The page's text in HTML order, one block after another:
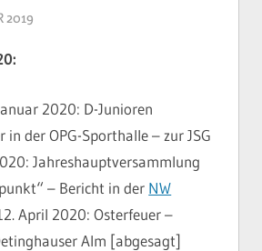
2019
2020: D-Junioren
in der OPG-Sporthalle – zur JSG
Jahreshauptversammlung
– Bericht in der NW
April 2020: Osterfeuer –
Alm [abgesagt]